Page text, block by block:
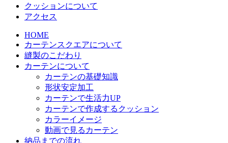
クッションについて
アクセス
HOME
カーテンスクエアについて
縫製のこだわり
カーテンについて
カーテンの基礎知識
形状安定加工
カーテンで生活力UP
カーテンで作成するクッション
カラーイメージ
動画で見るカーテン
納品までの流れ